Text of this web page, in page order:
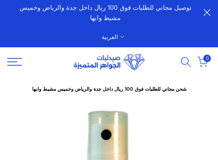
الانتقالتوصيل مجاني للطلبات فوق 100 ريال داخل جدة والرياض وخميس
مشيط وابها
العربية
0
شحن مجاني للطلبات فوق 100 ريال داخل جدة والرياض وخميس مشيط وابها